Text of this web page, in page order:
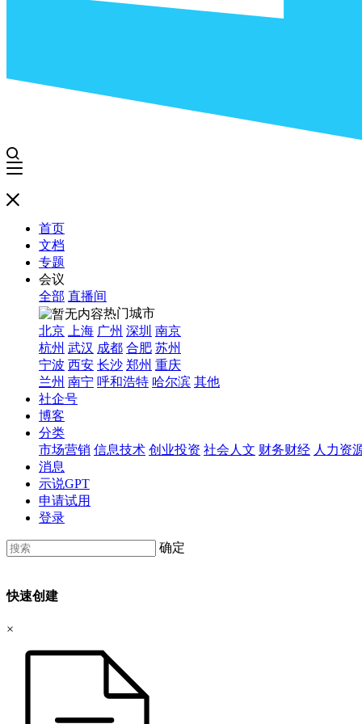
首页
文档
专题
会议
全部 直播间
热门城市
北京
上海 广州 深圳 南京
杭州 武汉 成都 合肥 苏州
宁波 西安 长沙 郑州 重庆
兰州 南宁 呼和浩特 哈尔滨 其他
社企号
博客
分类
市场营销 信息技术 创业投资 社会人文 财务财经 人力资
消息
示说GPT
申请试用
登录
确定
快速创建
×